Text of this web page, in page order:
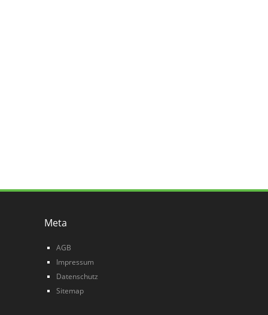
Meta
AGB
Impressum
Datenschutz
Sitemap